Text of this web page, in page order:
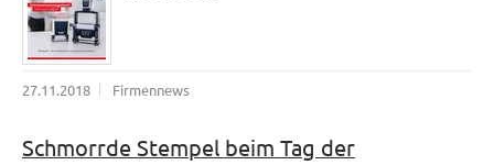
27.11.2018 Firmennews
Schmorrde Stempel beim Tag der